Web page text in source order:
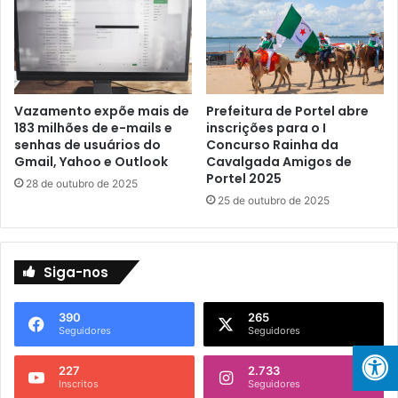
a
ç
ã
o
d
e
P
l
a
n
s
d
e
E
n
n
n
h
o
p
a
r
a
e
n
s
c
r
e
r
o
Vazamento expõe mais de
183 milhões de e-mails e
senhas de usuários do
Gmail, Yahoo e Outlook
28 de outubro de 2025
Prefeitura de Portel abre
inscrições para o I
Concurso Rainha da
Cavalgada Amigos de
Portel 2025
25 de outubro de 2025
Siga-nos
390
Seguidores
265
Seguidores
227
Inscritos
2.733
Seguidores